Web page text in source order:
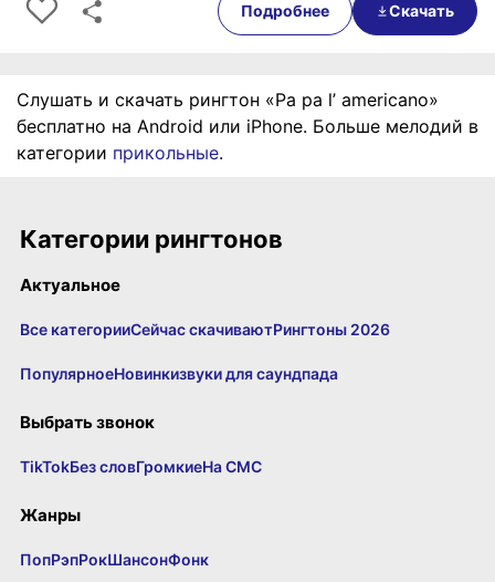
Подробнее Скачать
Слушать и скачать рингтон «Pa pa l’ americano»
бесплатно на Android или iPhone. Больше мелодий в
категории прикольные.
Категории рингтонов
Актуальное
Все категорииСейчас скачиваютРингтоны 2026
ПопулярноеНовинкизвуки для саундпада
Выбрать звонок
TikTokБез словГромкиеНа СМС
Жанры
ПопРэпРокШансонФонк